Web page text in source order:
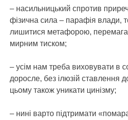
– насильницький спротив
фізична сила – парафія влади,
лишитися метафорою,
мирним тиском;
– усім нам треба виховувати в
доросле, без ілюзій ставлення
цьому також уникати цинізму;
– нині варто підтримати